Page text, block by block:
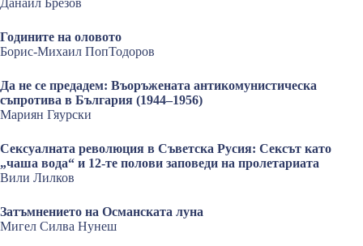
Данаил Брезов
Годините на оловото
Борис-Михаил ПопТодоров
Да не се предадем: Въоръжената антикомунистическа
съпротива в България (1944–1956)
Мариян Гяурски
Сексуалната революция в Съветска Русия: Сексът като
„чаша вода“ и 12-те полови заповеди на пролетариата
Вили Лилков
Затъмнението на Османската луна
Мигел Силва Нунеш